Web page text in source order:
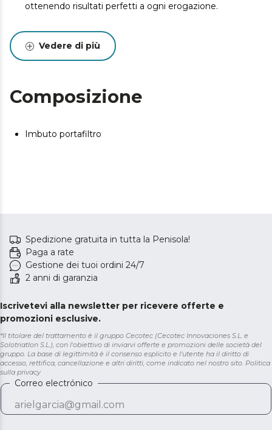
ottenendo risultati perfetti a ogni erogazione.
Vedere di più
Composizione
Imbuto portafiltro
Spedizione gratuita in tutta la Penisola!
Paga a rate
Gestione dei tuoi ordini 24/7
2 anni di garanzia
Iscrivetevi alla newsletter per ricevere offerte e
promozioni esclusive.
*Il titolare del trattamento è il gruppo Cecotec (Cecotec Innovaciones S.L. e
Solotriatlon S.L.), con l'obiettivo di inviarvi offerte e promozioni delle società del
gruppo. La base di legittimità è il consenso esplicito e l'utente ha il diritto di
accesso, rettifica, cancellazione e altri diritti, come indicato nel nostro sito. Politica
sulla privacy
Correo electrónico